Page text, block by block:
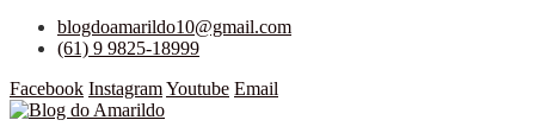
blogdoamarildo10@gmail.com
(61) 9 9825-18999
Facebook InstagramYoutube Email